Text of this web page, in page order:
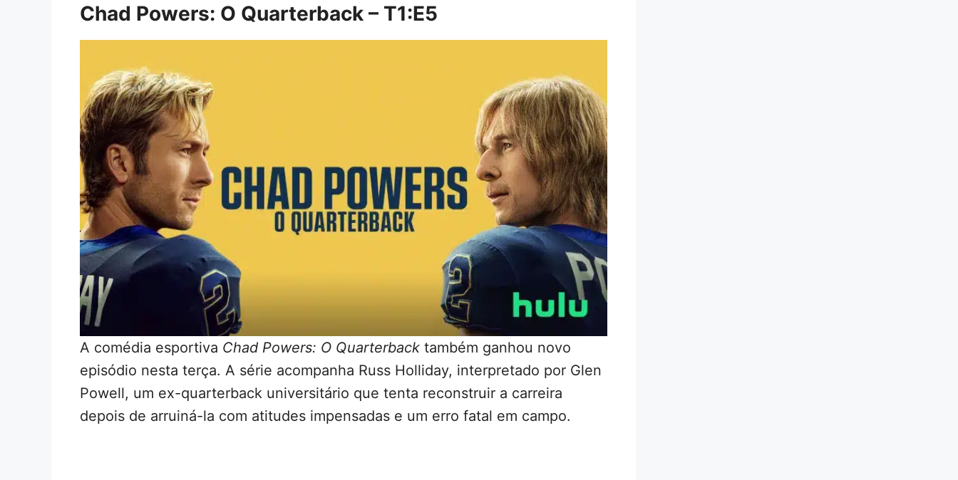
Chad Powers: O Quarterback – T1:E5
A comédia esportiva Chad Powers: O Quarterback também ganhou novo
episódio nesta terça. A série acompanha Russ Holliday, interpretado por Glen
Powell, um ex-quarterback universitário que tenta reconstruir a carreira
depois de arruiná-la com atitudes impensadas e um erro fatal em campo.